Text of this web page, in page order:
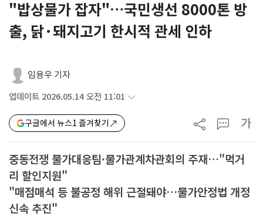
"밥상물가 잡자"…국민생선 8000톤 방
출, 닭·돼지고기 한시적 관세 인하
임용우 기자
업데이트 2026.05.14 오전 11:01
구글에서 뉴스1 즐겨찾기 가
중동전쟁 물가대응팀·물가관계차관회의 주재…"먹거
리 할인지원"
"매점매석 등 불공정 해위 근절돼야…물가안정법 개정
신속 추진"